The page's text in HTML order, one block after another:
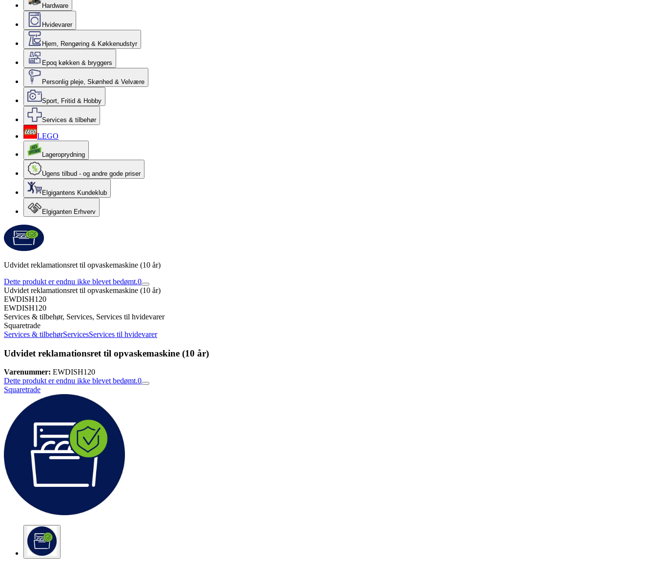
Hardware
Hvidevarer
Hjem, Rengøring & Køkkenudstyr
Epoq køkken & bryggers
Personlig pleje, Skønhed & Velvære
Sport, Fritid & Hobby
Services & tilbehør
LEGO
Lageroprydning
Ugens tilbud - og andre gode priser
Elgigantens Kundeklub
Elgiganten Erhverv
Udvidet reklamationsret til opvaskemaskine (10 år)
Dette produkt er endnu ikke blevet bedømt.0
Udvidet reklamationsret til opvaskemaskine (10 år)
EWDISH120
EWDISH120
Services & tilbehør, Services, Services til hvidevarer
Squaretrade
Services & tilbehørServicesServices til hvidevarer
Udvidet reklamationsret til opvaskemaskine (10 år)
Varenummer: EWDISH120
Dette produkt er endnu ikke blevet bedømt.0
Squaretrade